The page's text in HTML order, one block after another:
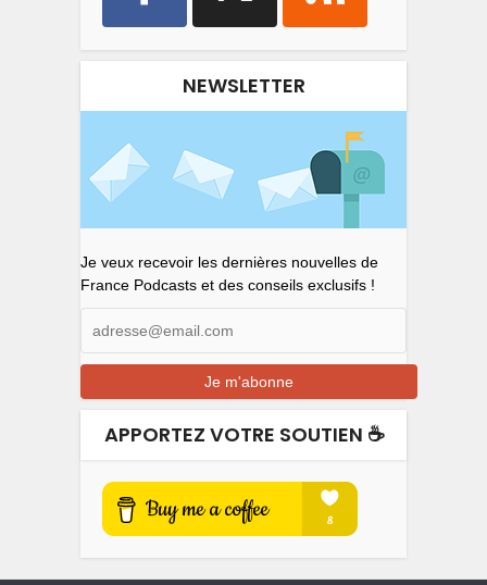
NEWSLETTER
Je veux recevoir les dernières nouvelles de
France Podcasts et des conseils exclusifs !
APPORTEZ VOTRE SOUTIEN ☕️